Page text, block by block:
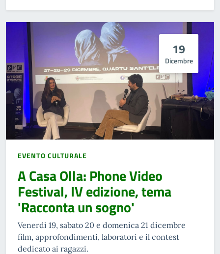
19
Dicembre
EVENTO CULTURALE
A Casa Olla: Phone Video
Festival, IV edizione, tema
'Racconta un sogno'
Venerdì 19, sabato 20 e domenica 21 dicembre
film, approfondimenti, laboratori e il contest
dedicato ai ragazzi.